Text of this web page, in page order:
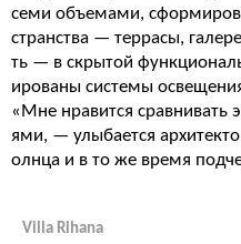
семи объемами,
странства — террасы,
ть — в скрытой
ированы системы
«Мне нравится сравнивать
ями, — улыбается
олнца и в то же время
Villa Rihana